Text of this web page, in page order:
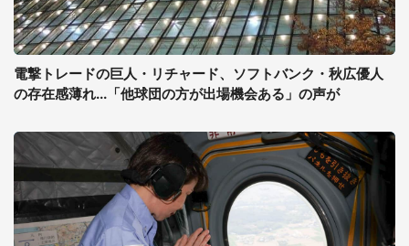
電撃トレードの巨人・リチャード、ソフトバンク・秋広優人
の存在感薄れ...「他球団の方が出場機会ある」の声が